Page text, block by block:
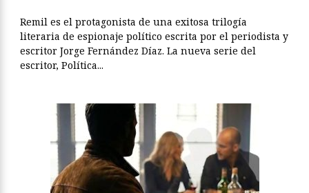
Remil es el protagonista de una exitosa trilogía
literaria de espionaje político escrita por el periodista y
escritor Jorge Fernández Díaz. La nueva serie del
escritor, Política...